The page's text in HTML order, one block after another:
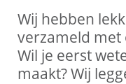
Wij hebben
verzameld met
Wil je eerst
maakt? Wij